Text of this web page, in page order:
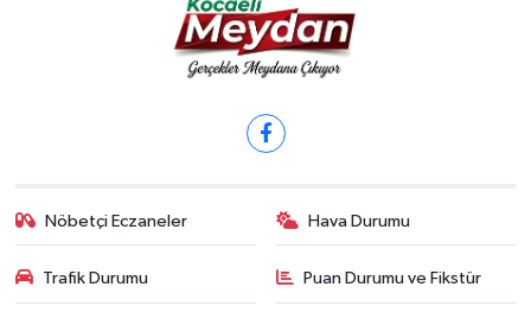
Nöbetçi Eczaneler Hava Durumu
Trafik Durumu Puan Durumu ve Fikstür